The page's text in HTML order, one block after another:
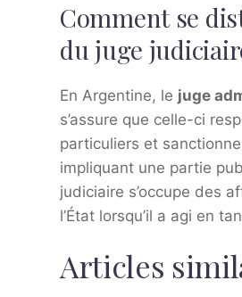
Comment se
du juge
En Argentine, le juge
s’assure que celle-ci
particuliers et
impliquant une partie
judiciaire s’occupe des
l’État lorsqu’il a agi en
Articles